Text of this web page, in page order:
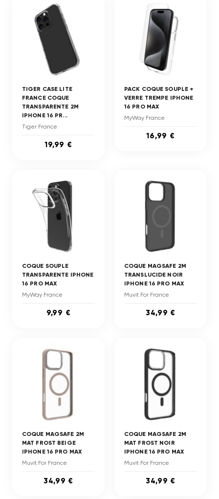
TIGER CASE LITE
FRANCE COQUE
TRANSPARENTE 2M
IPHONE 16 PR...
Tiger France
19,99 €
PACK COQUE SOUPLE +
VERRE TREMPE IPHONE
16 PRO MAX
MyWay France
16,99 €
COQUE SOUPLE
TRANSPARENTE IPHONE
16 PRO MAX
MyWay France
9,99 €
COQUE MAGSAFE 2M
TRANSLUCIDE NOIR
IPHONE 16 PRO MAX
Muvit For France
34,99 €
COQUE MAGSAFE 2M
MAT FROST BEIGE
IPHONE 16 PRO MAX
Muvit For France
34,99 €
COQUE MAGSAFE 2M
MAT FROST NOIR
IPHONE 16 PRO MAX
Muvit For France
34,99 €